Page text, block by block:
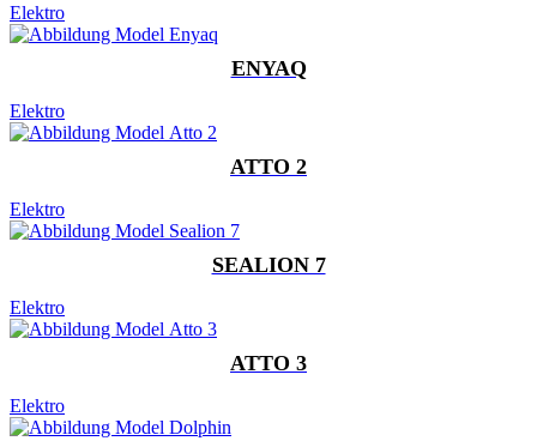
Elektro
ENYAQ
Elektro
ATTO 2
Elektro
SEALION 7
Elektro
ATTO 3
Elektro